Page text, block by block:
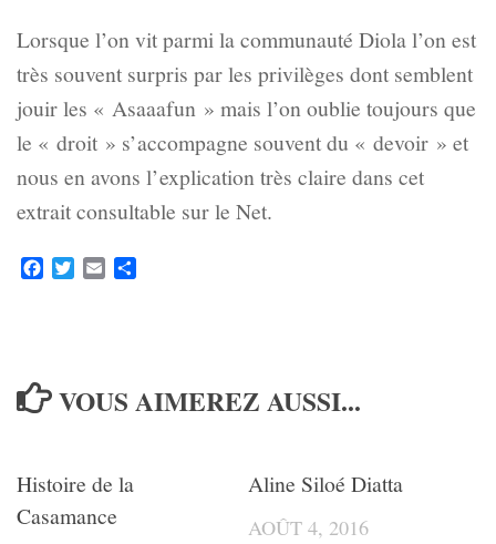
Lorsque l’on vit parmi la communauté Diola l’on est
très souvent surpris par les privilèges dont semblent
jouir les « Asaaafun » mais l’on oublie toujours que
le « droit » s’accompagne souvent du « devoir » et
nous en avons l’explication très claire dans cet
extrait consultable sur le Net.
FacebookTwitterEmail
VOUS AIMEREZ AUSSI...
Histoire de la
Casamance
Aline Siloé Diatta
AOÛT 4, 2016